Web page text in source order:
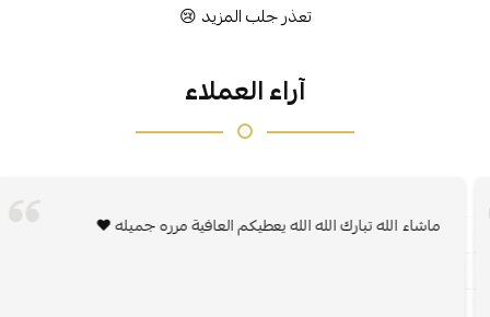
تعذر جلب المزيد 😢
آراء العملاء
ماشاء الله تبارك الله الله يعطيكم العافية مرره جميله ♥️